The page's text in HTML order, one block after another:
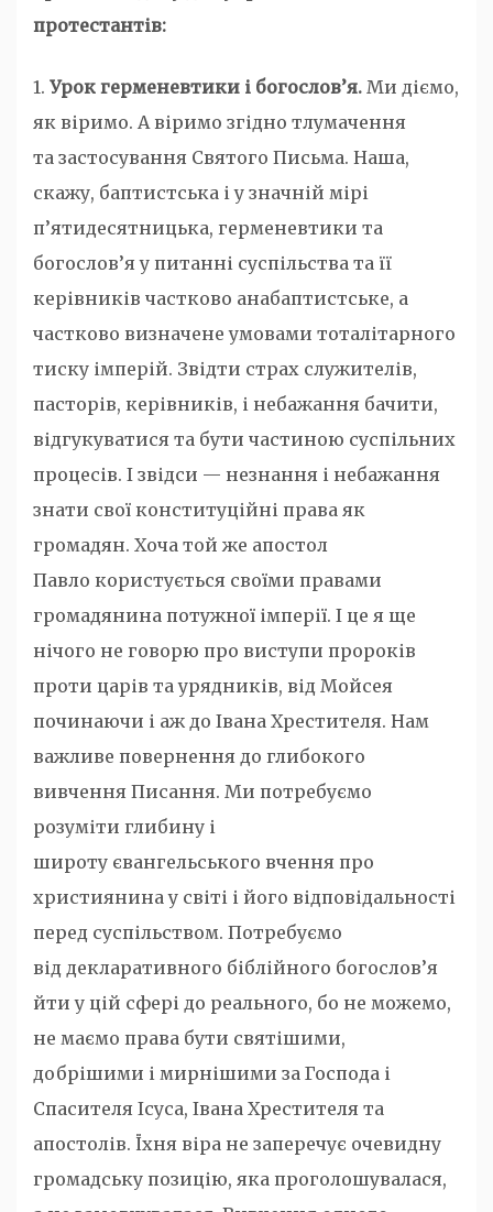
протестантів:
1. Урок герменевтики і богослов’я. Ми діємо,
як віримо. А віримо згідно тлумачення
та застосування Святого Письма. Наша,
скажу, баптистська і у значній мірі
п’ятидесятницька, герменевтики та
богослов’я у питанні суспільства та її
керівників частково анабаптистське, а
частково визначене умовами тоталітарного
тиску імперій. Звідти страх служителів,
пасторів, керівників, і небажання бачити,
відгукуватися та бути частиною суспільних
процесів. І звідси — незнання і небажання
знати свої конституційні права як
громадян. Хоча той же апостол
Павло користується своїми правами
громадянина потужної імперії. І це я ще
нічого не говорю про виступи пророків
проти царів та урядників, від Мойсея
починаючи і аж до Івана Хрестителя. Нам
важливе повернення до глибокого
вивчення Писання. Ми потребуємо
розуміти глибину і
широту євангельського вчення про
християнина у світі і його відповідальності
перед суспільством. Потребуємо
від декларативного біблійного богослов’я
йти у цій сфері до реального, бо не можемо,
не маємо права бути святішими,
добрішими і мирнішими за Господа і
Спасителя Ісуса, Івана Хрестителя та
апостолів. Їхня віра не заперечує очевидну
громадську позицію, яка проголошувалася,